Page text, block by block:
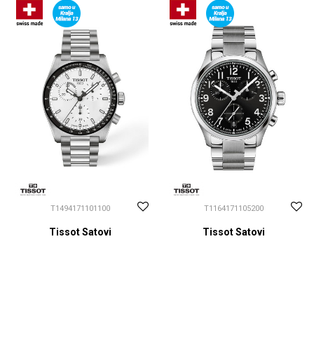
DODAJ U KORPU DODAJ U KORPU
T1494171101100
Tissot Satovi
T1164171105200
Tissot Satovi